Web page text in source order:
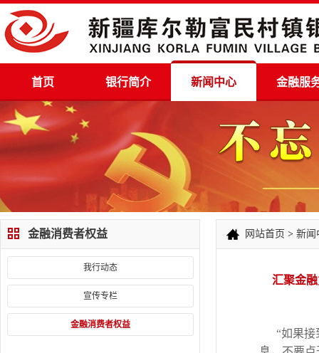
首页 银行简介 新闻中心 金融服
金融消费者权益
我行动态
宣传专栏
金融消费者权益
网站首页 > 新闻
汇聚金
“如果接